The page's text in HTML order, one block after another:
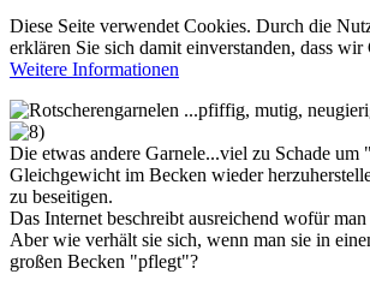
Diese Seite verwendet Cookies. Durch die
erklären Sie sich damit einverstanden, dass wir
Weitere Informationen
Die etwas andere Garnele...viel zu Schade um
Gleichgewicht im Becken wieder
zu beseitigen.
Das Internet beschreibt ausreichend wofür man
Aber wie verhält sie sich, wenn man sie in
großen Becken "pflegt"?